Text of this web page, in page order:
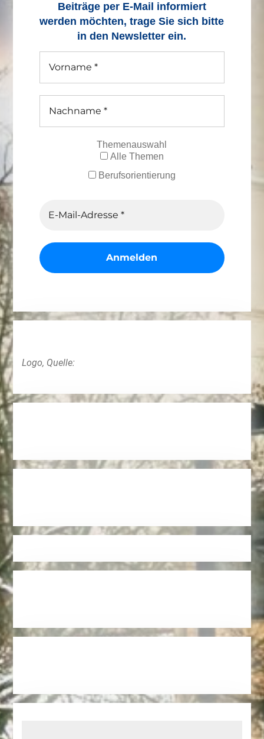
Beiträge per E-Mail informiert
werden möchten, trage Sie sich bitte
in den Newsletter ein.
Themenauswahl
Alle Themen
Berufsorientierung
Logo, Quelle: